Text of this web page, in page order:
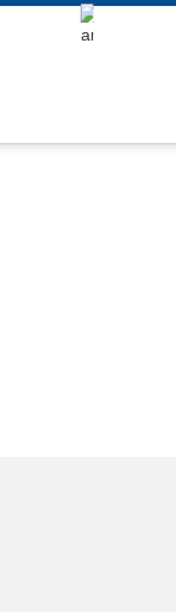
Keli Motor Group Search